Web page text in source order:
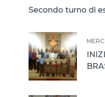
Secondo turno di